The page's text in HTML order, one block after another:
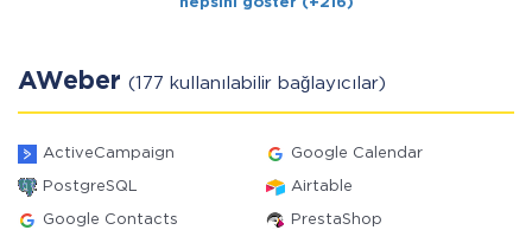
hepsini göster (+216)
AWeber (177 kullanılabilir bağlayıcılar)
ActiveCampaign Google Calendar
PostgreSQL Airtable
Google Contacts PrestaShop